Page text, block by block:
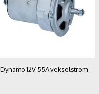
Dynamo 12V 55A vekselstrøm